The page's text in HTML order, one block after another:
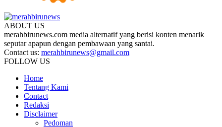
ABOUT US
merahbirunews.com media alternatif yang berisi konten menarik
seputar apapun dengan pembawaan yang santai.
Contact us: merahbirunews@gmail.com
FOLLOW US
Home
Tentang Kami
Contact
Redaksi
Disclaimer
Pedoman